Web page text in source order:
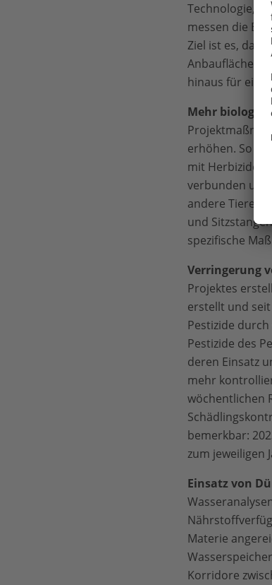
Technologie,
messen die
Ziel ist es, das
Anbauflächen
hinaus für eine
Mehr
erhöhen. So
mit Herbiziden
verbunden und
andere Tiere
und
spezifische
Verringerung
Projektes
erstellt und
Pestizide
Pestizide des
deren Einsatz
mehr
wöchentlichen
bemerkbar:
zum jeweiligen
Einsatz von
Materie
Korridore